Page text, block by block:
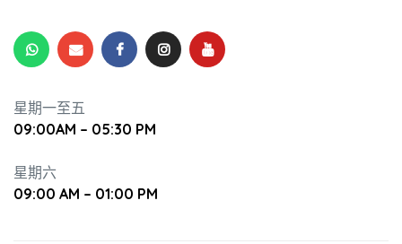
星期一至五
09:00AM – 05:30 PM
星期六
09:00 AM – 01:00 PM
兒正